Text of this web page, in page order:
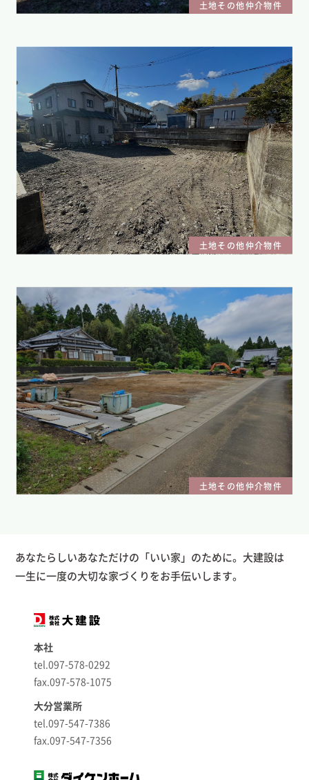
土地その他仲介物件
土地その他仲介物件
土地その他仲介物件
あなたらしいあなただけの「いい家」のために。大建設は
一生に一度の大切な家づくりをお手伝いします。
本社
tel.097-578-0292
fax.097-578-1075
大分営業所
tel.097-547-7386
fax.097-547-7356